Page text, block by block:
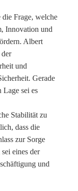
Frage, welche
Innovation und
Albert
und
Gerade
Lage sei es
Stabilität zu
dass die
zur Sorge
eines der
und